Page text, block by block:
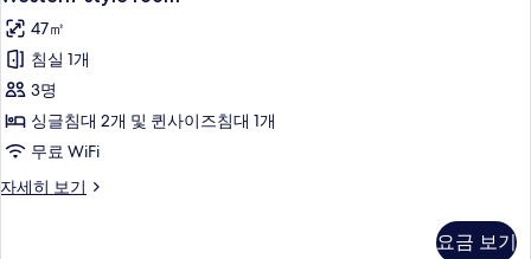
보
기
suite)
자
세
히
보
기
style
room
사
진
모
두
보
47㎡
침실 1개
3명
싱글침대 2개 및 퀸사이즈침대 1개
무료 WiFi
자세히 보기
Western-
요금 보기